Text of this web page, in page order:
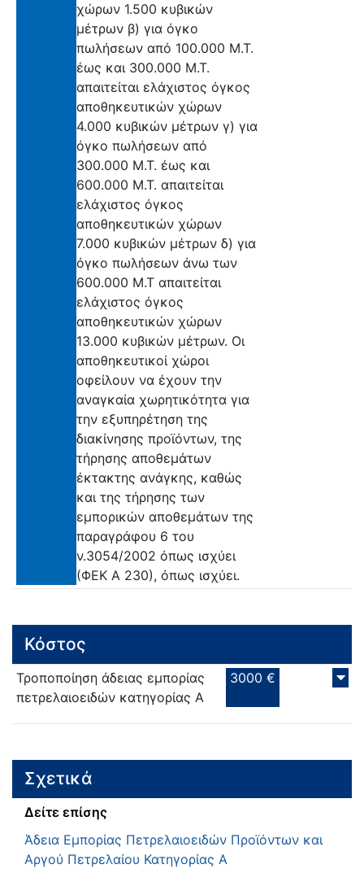
χώρων 1.500 κυβικών
μέτρων β) για όγκο
πωλήσεων από 100.000 Μ.Τ.
έως και 300.000 Μ.Τ.
απαιτείται ελάχιστος όγκος
αποθηκευτικών χώρων
4.000 κυβικών μέτρων γ) για
όγκο πωλήσεων από
300.000 Μ.Τ. έως και
600.000 Μ.Τ. απαιτείται
ελάχιστος όγκος
αποθηκευτικών χώρων
7.000 κυβικών μέτρων δ) για
όγκο πωλήσεων άνω των
600.000 Μ.Τ απαιτείται
ελάχιστος όγκος
αποθηκευτικών χώρων
13.000 κυβικών μέτρων. Οι
αποθηκευτικοί χώροι
οφείλουν να έχουν την
αναγκαία χωρητικότητα για
την εξυπηρέτηση της
διακίνησης προϊόντων, της
τήρησης αποθεμάτων
έκτακτης ανάγκης, καθώς
και της τήρησης των
εμπορικών αποθεμάτων της
παραγράφου 6 του
ν.3054/2002 όπως ισχύει
(ΦΕΚ Α 230), όπως ισχύει.
Κόστος
Τροποποίηση άδειας εμπορίας
πετρελαιοειδών κατηγορίας Α
3000 €
Σχετικά
Δείτε επίσης
Άδεια Εμπορίας Πετρελαιοειδών Προϊόντων και
Αργού Πετρελαίου Κατηγορίας Α